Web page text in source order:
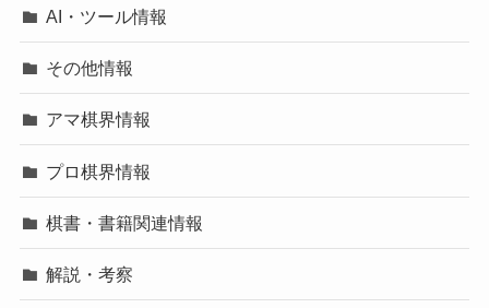
AI・ツール情報
その他情報
アマ棋界情報
プロ棋界情報
棋書・書籍関連情報
解説・考察